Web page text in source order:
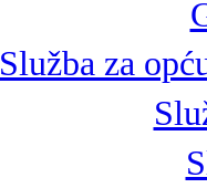
Služba za